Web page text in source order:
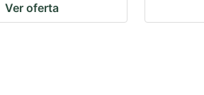
Ver oferta